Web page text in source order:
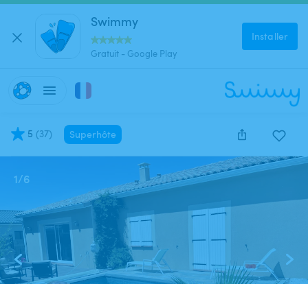
Swimmy
Gratuit - Google Play
Installer
5 (37) Superhôte
1/6